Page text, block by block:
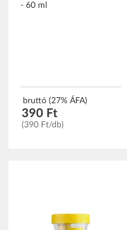
- 60 ml
bruttó (27% ÁFA)
390 Ft
(390 Ft/db)